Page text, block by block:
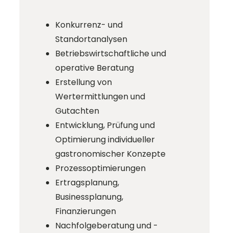
Konkurrenz- und
Standortanalysen
Betriebswirtschaftliche und
operative Beratung
Erstellung von
Wertermittlungen und
Gutachten
Entwicklung, Prüfung und
Optimierung individueller
gastronomischer Konzepte
Prozessoptimierungen
Ertragsplanung,
Businessplanung,
Finanzierungen
Nachfolgeberatung und -